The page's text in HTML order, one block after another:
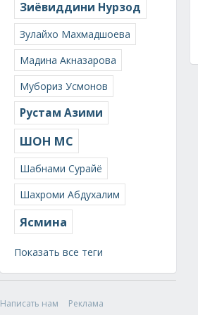
Зиёвиддини Нурзод
Зулайхо Махмадшоева
Мадина Акназарова
Мубориз Усмонов
Рустам Азими
ШОН МС
Шабнами Сурайё
Шахроми Абдухалим
Ясмина
Показать все теги
Написать нам
Реклама